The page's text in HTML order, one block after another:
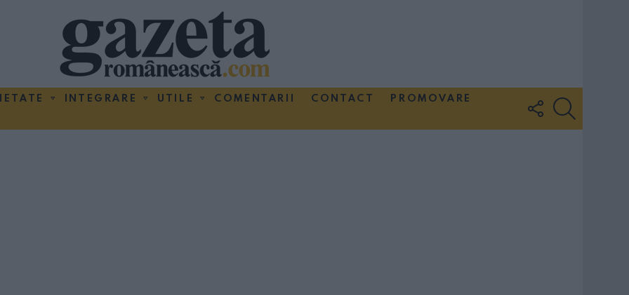
INTEGRARE UTILE COMENTARII CONTACT
PROMOVARE
FOLLOW
US